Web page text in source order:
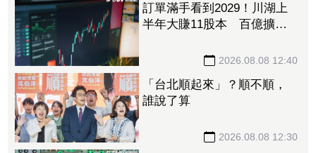
訂單滿手看到2029！川湖上
半年大賺11股本 百億擴產
2026.08.08 12:40
「台北順起來」？順不順，
誰說了算
2026.08.08 12:30